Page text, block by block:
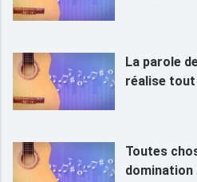
La parole
réalise tout
Toutes
domination